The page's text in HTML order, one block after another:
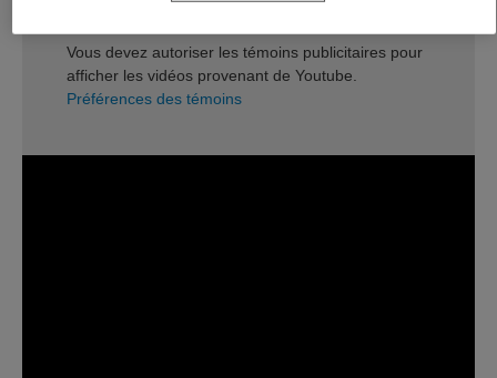
Vous devez autoriser les témoins publicitaires pour
afficher les vidéos provenant de Youtube.
Préférences des témoins